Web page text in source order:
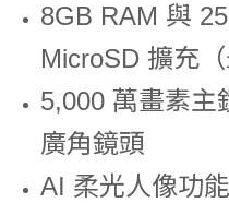
8GB RAM 與
MicroSD 擴充（
5,000 萬畫素主
廣角鏡頭
AI 柔光人像功